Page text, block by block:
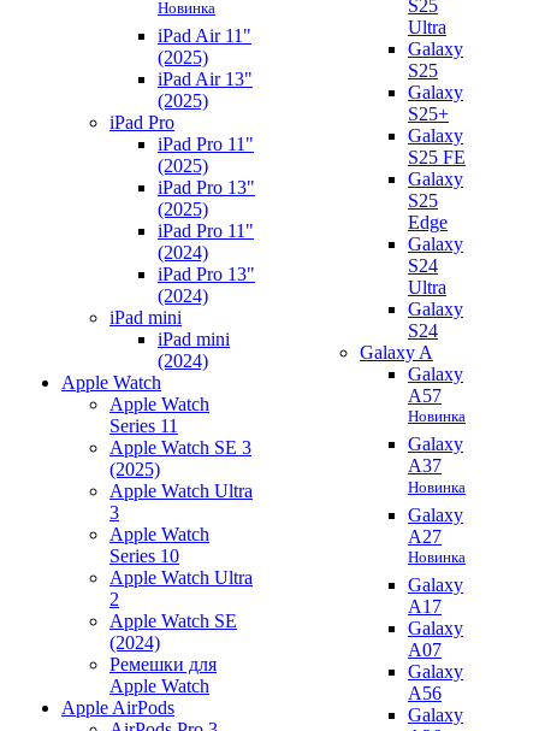
Новинка
iPad Air 11"
(2025)
iPad Air 13"
(2025)
iPad Pro
iPad Pro 11"
(2025)
iPad Pro 13"
(2025)
iPad Pro 11"
(2024)
iPad Pro 13"
(2024)
iPad mini
iPad mini
(2024)
Apple Watch
Apple Watch
Series 11
Apple Watch SE 3
(2025)
Apple Watch Ultra
3
Apple Watch
Series 10
Apple Watch Ultra
2
Apple Watch SE
(2024)
Ремешки для
Apple Watch
Apple AirPods
S25
Ultra
Galaxy
S25
Galaxy
S25+
Galaxy
S25 FE
Galaxy
S25
Edge
Galaxy
S24
Ultra
Galaxy
S24
Galaxy A
Galaxy
A57
Новинка
Galaxy
A37
Новинка
Galaxy
A27
Новинка
Galaxy
A17
Galaxy
A07
Galaxy
A56
Galaxy